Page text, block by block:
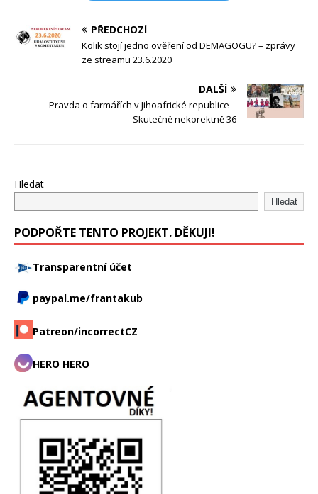
PŘEDCHOZÍ
Kolik stojí jedno ověření od DEMAGOGU? – zprávy
ze streamu 23.6.2020
DALŠÍ
Pravda o farmářích v Jihoafrické republice –
Skutečně nekorektně 36
Hledat
Hledat
PODPOŘTE TENTO PROJEKT. DĚKUJI!
Transparentní účet
paypal.me/frantakub
Patreon/incorrectCZ
HERO HERO